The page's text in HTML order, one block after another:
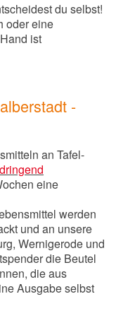
du selbst!
oder eine
ist
-
an Tafel-
eine
werden
und an unsere
Wernigerode und
die Beutel
die aus
Ausgabe selbst